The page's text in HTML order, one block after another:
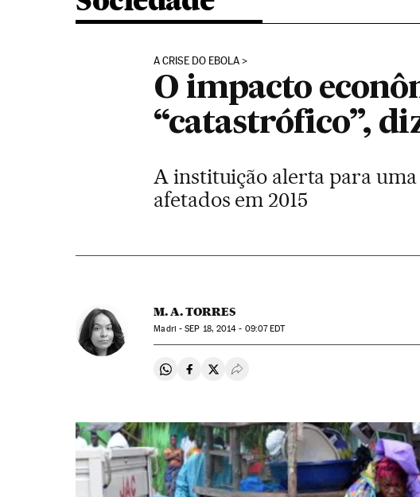
A CRISE DO EBOLA
O impacto
“catastrófico”,
A instituição alerta para uma
afetados em 2015
M. A. TORRES
Madri -SEP 18, 2014 - 09:07EDT
Compartir en Whatsapp
Compartir en Facebook
Compartir en Twitter
Desplegar Redes Sociales